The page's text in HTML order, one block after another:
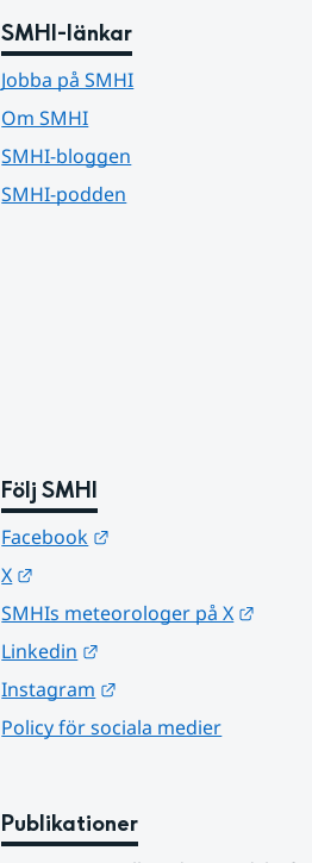
SMHI-länkar
Jobba på SMHI
Om SMHI
SMHI-bloggen
SMHI-podden
Följ SMHI
Facebook
X
SMHIs meteorologer på X
Linkedin
Instagram
Policy för sociala medier
Publikationer